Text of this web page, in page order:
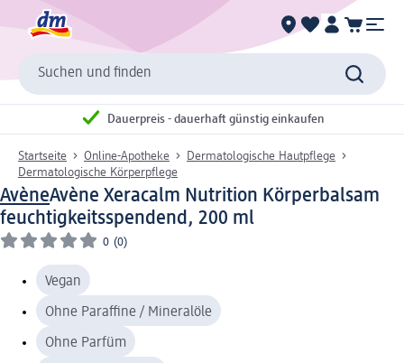
Suchen und finden
Dauerpreis - dauerhaft günstig einkaufen
Startseite Online-Apotheke
Dermatologische Hautpflege
Dermatologische Körperpflege
AvèneAvène Xeracalm Nutrition Körperbalsam
feuchtigkeitsspendend, 200 ml
0 (0)
Vegan
Ohne Paraffine / Mineralöle
Ohne Parfüm